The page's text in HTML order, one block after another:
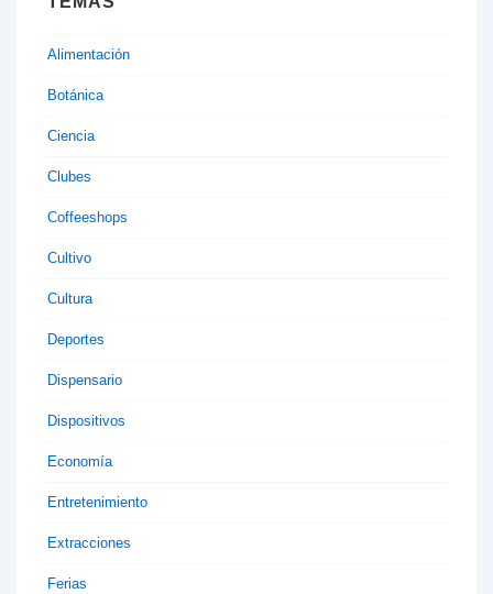
Alimentación
Botánica
Ciencia
Clubes
Coffeeshops
Cultivo
Cultura
Deportes
Dispensario
Dispositivos
Economía
Entretenimiento
Extracciones
Ferias